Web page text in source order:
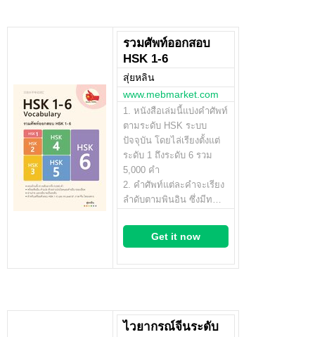
รวมศัพท์ออกสอบ
HSK 1-6
สุ่ยหลิน
www.mebmarket.com
1. หนังสือเล่มนี้แบ่งคำศัพท์
ตามระดับ HSK ระบบ
ปัจจุบัน โดยไล่เรียงตั้งแต่
ระดับ 1 ถึงระดับ 6 รวม
5,000 คำ
2. คำศัพท์แต่ละคำจะเรียง
ลำดับตามพินอิน ซึ่งมีท…
Get it now
ไวยากรณ์จีนระดับ